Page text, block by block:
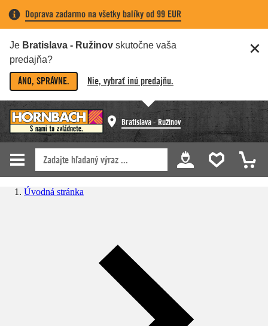
Doprava zadarmo na všetky balíky od 99 EUR
Je Bratislava - Ružinov skutočne vaša
predajňa?
ÁNO, SPRÁVNE. Nie, vybrať inú predajňu.
Bratislava - Ružinov
Úvodná stránka